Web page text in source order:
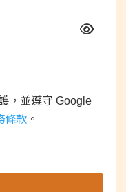
，並遵守 Google
條款 。